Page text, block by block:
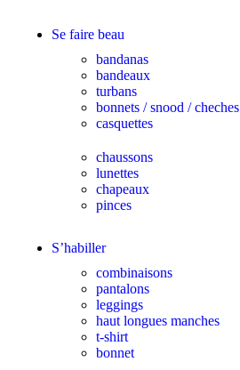
Se faire beau
bandanas
bandeaux
turbans
bonnets / snood / cheches
casquettes
chaussons
lunettes
chapeaux
pinces
S’habiller
combinaisons
pantalons
leggings
haut longues manches
t-shirt
bonnet